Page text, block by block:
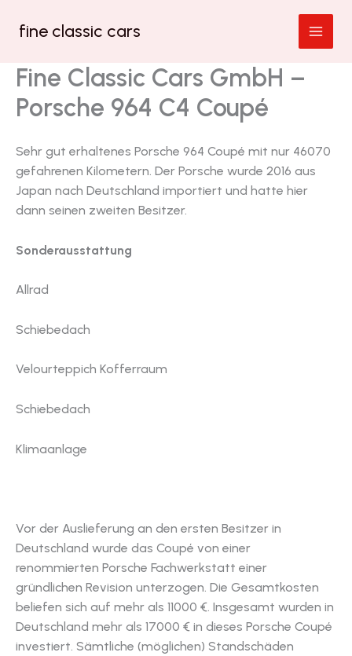
Inhaltfine classic cars
Fine Classic Cars GmbH –
Porsche 964 C4 Coupé
Sehr gut erhaltenes Porsche 964 Coupé mit nur 46070
gefahrenen Kilometern. Der Porsche wurde 2016 aus
Japan nach Deutschland importiert und hatte hier
dann seinen zweiten Besitzer.
Sonderausstattung
Allrad
Schiebedach
Velourteppich Kofferraum
Schiebedach
Klimaanlage
Vor der Auslieferung an den ersten Besitzer in
Deutschland wurde das Coupé von einer
renommierten Porsche Fachwerkstatt einer
gründlichen Revision unterzogen. Die Gesamtkosten
beliefen sich auf mehr als 11000 €. Insgesamt wurden in
Deutschland mehr als 17000 € in dieses Porsche Coupé
investiert. Sämtliche (möglichen) Standschäden